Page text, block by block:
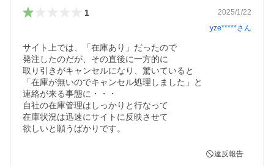
1
2025/1/22
yze*****さん
サイト上では、「在庫あり」だったので
発注したのだが、その直後に一方的に
取り引きがキャンセルになり、驚いていると
「在庫が無いのでキャンセル処理しました」と
連絡が来る事態に・・・
自社の在庫管理はしっかりと行なって
在庫状況は迅速にサイトに反映させて
欲しいと願うばかりです。
違反報告